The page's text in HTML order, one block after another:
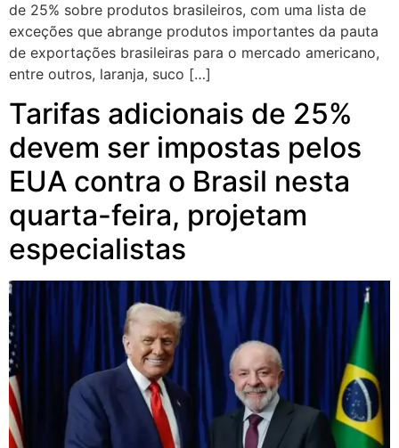
de 25% sobre produtos brasileiros, com uma lista de
exceções que abrange produtos importantes da pauta
de exportações brasileiras para o mercado americano,
entre outros, laranja, suco […]
Tarifas adicionais de 25%
devem ser impostas pelos
EUA contra o Brasil nesta
quarta-feira, projetam
especialistas